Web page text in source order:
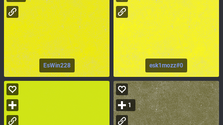
EsWin228 esk1mozz#0
1